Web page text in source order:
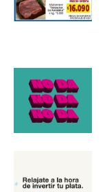
Apellidos